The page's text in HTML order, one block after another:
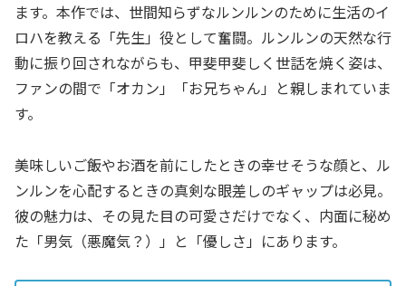
ます。本作では、世間知らずなルンルンのために生活のイ
ロハを教える「先生」役として奮闘。ルンルンの天然な行
動に振り回されながらも、甲斐甲斐しく世話を焼く姿は、
ファンの間で「オカン」「お兄ちゃん」と親しまれていま
す。
美味しいご飯やお酒を前にしたときの幸せそうな顔と、ル
ンルンを心配するときの真剣な眼差しのギャップは必見。
彼の魅力は、その見た目の可愛さだけでなく、内面に秘め
た「男気（悪魔気？）」と「優しさ」にあります。